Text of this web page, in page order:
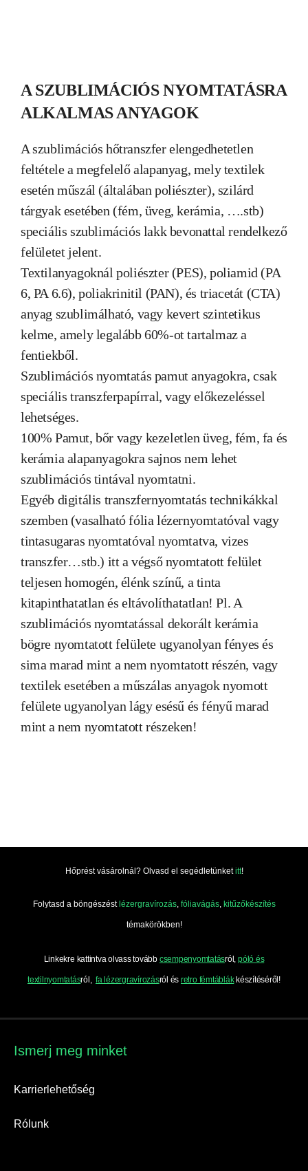
A SZUBLIMÁCIÓS NYOMTATÁSRA
ALKALMAS ANYAGOK
A szublimációs hőtranszfer elengedhetetlen
feltétele a megfelelő alapanyag, mely textilek
esetén műszál (általában poliészter), szilárd
tárgyak esetében (fém, üveg, kerámia, ….stb)
speciális szublimációs lakk bevonattal rendelkező
felületet jelent.
Textilanyagoknál poliészter (PES), poliamid (PA
6, PA 6.6), poliakrinitil (PAN), és triacetát (CTA)
anyag szublimálható, vagy kevert szintetikus
kelme, amely legalább 60%-ot tartalmaz a
fentiekből.
Szublimációs nyomtatás pamut anyagokra, csak
speciális transzferpapírral, vagy előkezeléssel
lehetséges.
100% Pamut, bőr vagy kezeletlen üveg, fém, fa és
kerámia alapanyagokra sajnos nem lehet
szublimációs tintával nyomtatni.
Egyéb digitális transzfernyomtatás technikákkal
szemben (vasalható fólia lézernyomtatóval vagy
tintasugaras nyomtatóval nyomtatva, vizes
transzfer…stb.) itt a végső nyomtatott felület
teljesen homogén, élénk színű, a tinta
kitapinthatatlan és eltávolíthatatlan! Pl. A
szublimációs nyomtatással dekorált kerámia
bögre nyomtatott felülete ugyanolyan fényes és
sima marad mint a nem nyomtatott részén, vagy
textilek esetében a műszálas anyagok nyomott
felülete ugyanolyan lágy esésű és fényű marad
mint a nem nyomtatott részeken!
Hőprést vásárolnál? Olvasd el segédletünketitt!
Folytasd a böngészést lézergravírozás, fóliavágás, kitűzőkészítés
témakörökben!
Linkekre kattintva olvass tovább csempenyomtatásról, póló és
textilnyomtatásról, fa lézergravírozásról és retro fémtáblákkészítéséről!
Ismerj meg minket​
Karrierlehetőség
Rólunk